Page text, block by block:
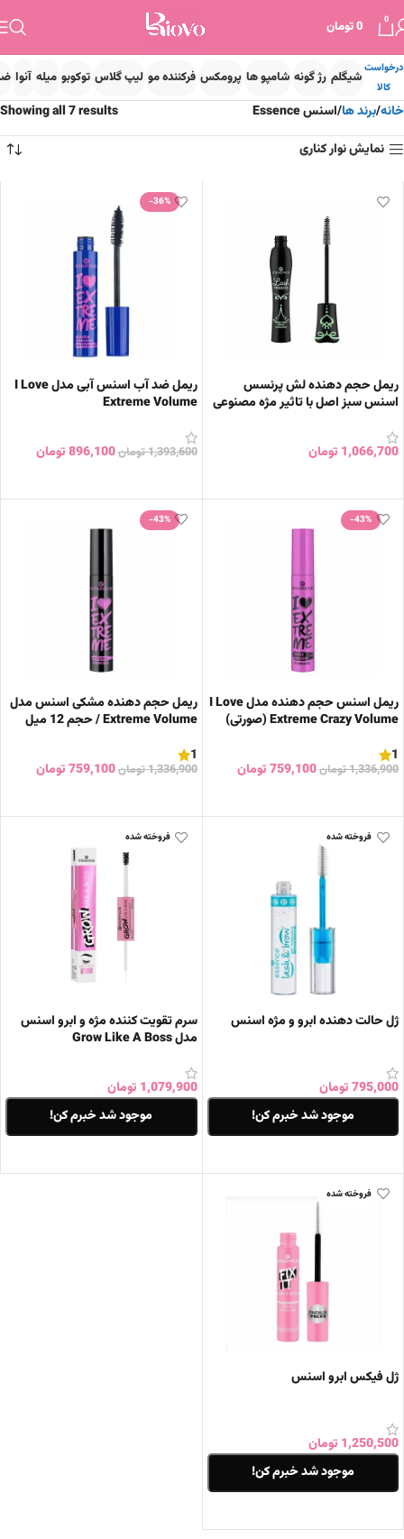
0
0تومان
درخواست
کالا
شیگلم رژ گونه شامپو ها پرومکس فرکننده مو لیپ گلاس توکوبو میله آنوا
خانه برند ها اسنس Essence
Showing all 7 results
نمایش نوار کناری
ریمل حجم دهنده لش پرنسس
اسنس سبز اصل با تاثیر مژه مصنوعی
1,066,700 تومان
-36%
ریمل ضد آب اسنس آبی مدل I Love
Extreme Volume
1,393,600تومان896,100تومان
-43%
ریمل اسنس حجم دهنده مدل I Love
Extreme Crazy Volume (صورتی)
1
1,336,900تومان759,100تومان
-43%
ریمل حجم دهنده مشکی اسنس مدل
Extreme Volume / حجم 12 میل
1
1,336,900تومان759,100تومان
فروخته شده
ژل حالت دهنده ابرو و مژه اسنس
795,000تومان
موجود شد خبرم کن!
فروخته شده
سرم تقویت کننده مژه و ابرو اسنس
مدل Grow Like A Boss
1,079,900 تومان
موجود شد خبرم کن!
فروخته شده
ژل فیکس ابرو اسنس
1,250,500 تومان
موجود شد خبرم کن!